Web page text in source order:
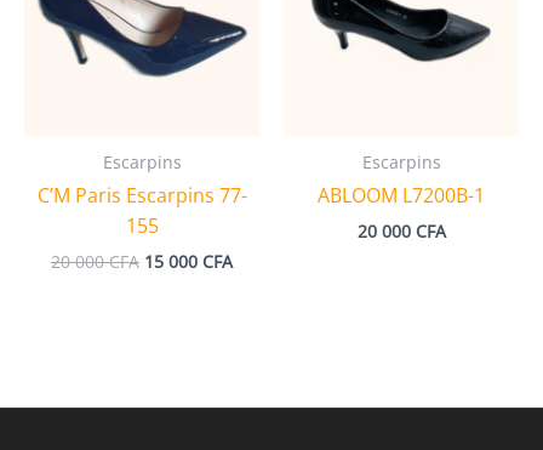
Escarpins
C’M Paris Escarpins 77-
155
20 000CFA Le
15 000 CFALe
Escarpins
ABLOOM L7200B-1
20 000 CFA